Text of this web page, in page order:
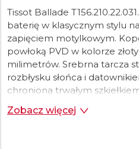
Tissot Ballade
baterię w klasycznym stylu
zapięciem motylkowym.
powłoką PVD w kolorze
milimetrów. Srebrna tarcza
rozbłysku słońca i
chroniona trwałym
powłoką luminescencyjną
Zobacz więcej